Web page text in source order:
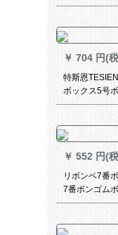
バッテリー公
￥ 704 円(
特斯恩
ボックス5号
￥ 552 円(
リボンベ7番
7番ボンゴム
ゴルゴム7番
トの耐久性抜